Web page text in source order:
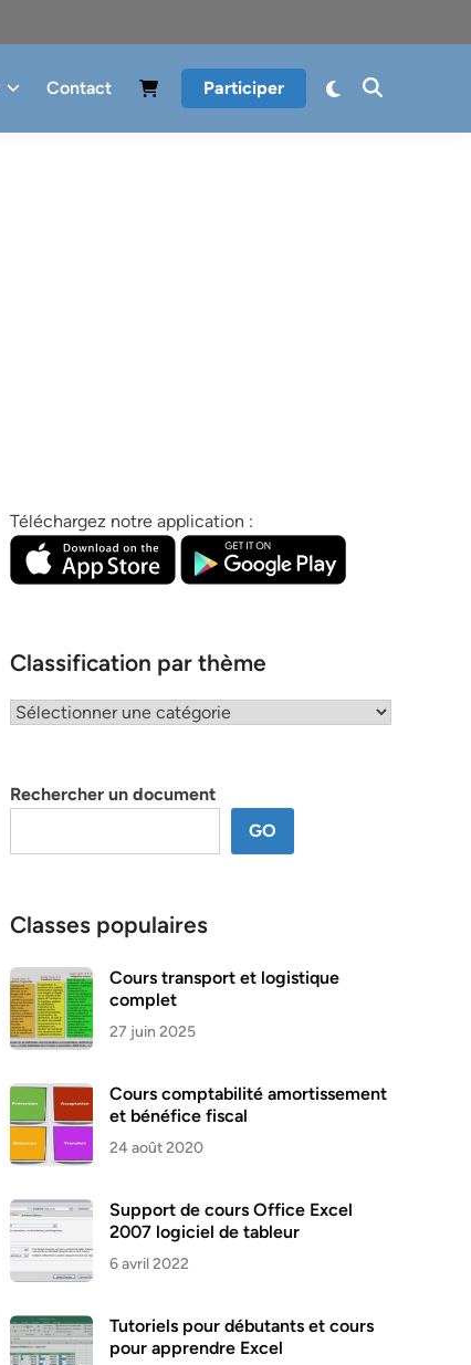
Contact Participer
Téléchargez notre application :
Classification par thème
Classification
Rechercher un document
GO
Classes populaires
Cours transport et logistique
complet
27 juin 2025
Cours comptabilité amortissement
et bénéfice fiscal
24 août 2020
Support de cours Office Excel
2007 logiciel de tableur
6 avril 2022
Tutoriels pour débutants et cours
pour apprendre Excel